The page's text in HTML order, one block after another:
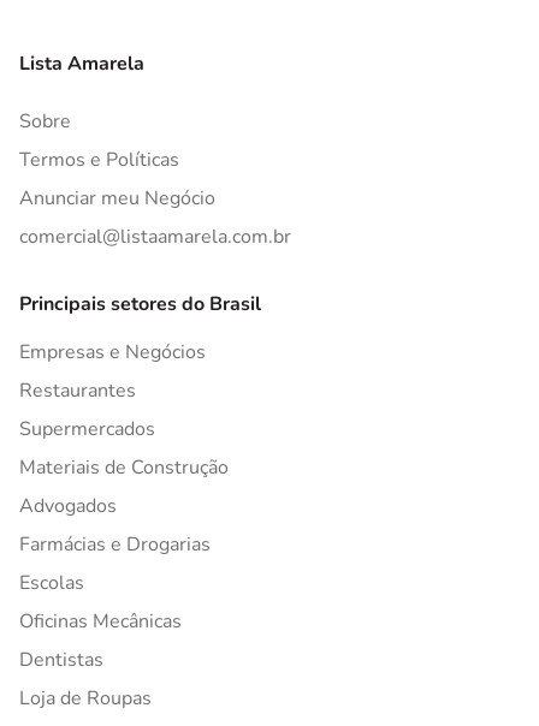
Lista Amarela
Sobre
Termos e Políticas
Anunciar meu Negócio
comercial@listaamarela.com.br
Principais setores do Brasil
Empresas e Negócios
Restaurantes
Supermercados
Materiais de Construção
Advogados
Farmácias e Drogarias
Escolas
Oficinas Mecânicas
Dentistas
Loja de Roupas